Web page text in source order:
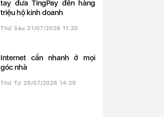
tay đưa TingPay đến hàng
triệu hộ kinh doanh
Thứ Sáu 31/07/2026 11:20
Internet cần nhanh ở mọi
góc nhà
Thứ Tư 29/07/2026 14:29